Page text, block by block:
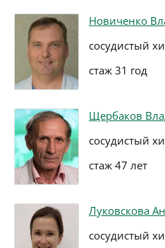
Новиченко
сосудистый
стаж 31 год
Щербаков
сосудистый
стаж 47 лет
Луковскова
сосудистый